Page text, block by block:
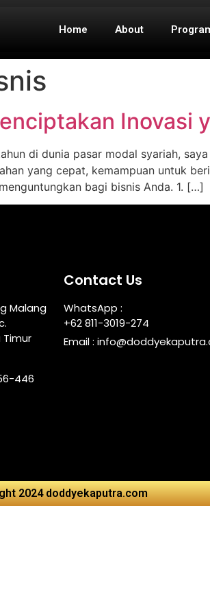
Home About
Inovasi
di dunia pasar modal syariah,
yang cepat, kemampuan untuk
bagi bisnis Anda. 1. […]
Malang
Timur
446
Contact Us
WhatsApp :
+62 811-3019-274
Email :
2024 doddyekaputra.com